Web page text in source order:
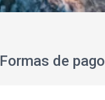
Formas de pago